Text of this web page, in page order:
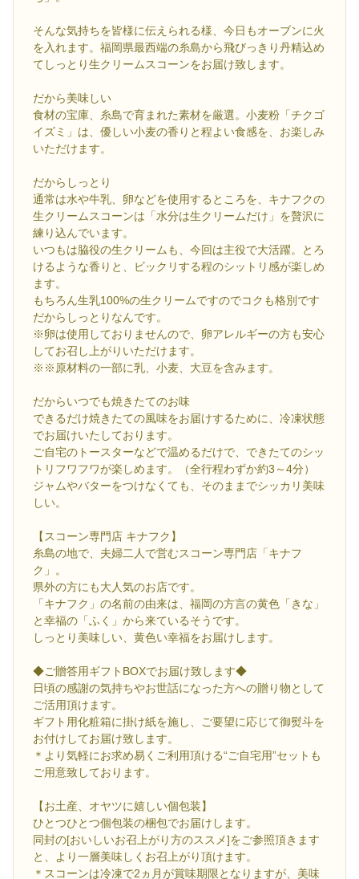
そんな気持ちを皆様に伝えられる様、今日もオーブンに火
を入れます。福岡県最西端の糸島から飛びっきり丹精込め
てしっとり生クリームスコーンをお届け致します。
だから美味しい
食材の宝庫、糸島で育まれた素材を厳選。小麦粉「チクゴ
イズミ」は、優しい小麦の香りと程よい食感を、お楽しみ
いただけます。
だからしっとり
通常は水や牛乳、卵などを使用するところを、キナフクの
生クリームスコーンは「水分は生クリームだけ」を贅沢に
練り込んでいます。
いつもは脇役の生クリームも、今回は主役で大活躍。とろ
けるような香りと、ビックリする程のシットリ感が楽しめ
ます。
もちろん生乳100%の生クリームですのでコクも格別です
だからしっとりなんです。
※卵は使用しておりませんので、卵アレルギーの方も安心
してお召し上がりいただけます。
※※原材料の一部に乳、小麦、大豆を含みます。
だからいつでも焼きたてのお味
できるだけ焼きたての風味をお届けするために、冷凍状態
でお届けいたしております。
ご自宅のトースターなどで温めるだけで、できたてのシッ
トリフワフワが楽しめます。（全行程わずか約3～4分）
ジャムやバターをつけなくても、そのままでシッカリ美味
しい。
【スコーン専門店 キナフク】
糸島の地で、夫婦二人で営むスコーン専門店「キナフ
ク」。
県外の方にも大人気のお店です。
「キナフク」の名前の由来は、福岡の方言の黄色「きな」
と幸福の「ふく」から来ているそうです。
しっとり美味しい、黄色い幸福をお届けします。
◆ご贈答用ギフトBOXでお届け致します◆
日頃の感謝の気持ちやお世話になった方への贈り物として
ご活用頂けます。
ギフト用化粧箱に掛け紙を施し、ご要望に応じて御熨斗を
お付けしてお届け致します。
＊より気軽にお求め易くご利用頂ける“ご自宅用”セットも
ご用意致しております。
【お土産、オヤツに嬉しい個包装】
ひとつひとつ個包装の梱包でお届けします。
同封の[おいしいお召上がり方のススメ]をご参照頂きます
と、より一層美味しくお召上がり頂けます。
＊スコーンは冷凍で2ヵ月が賞味期限となりますが、美味